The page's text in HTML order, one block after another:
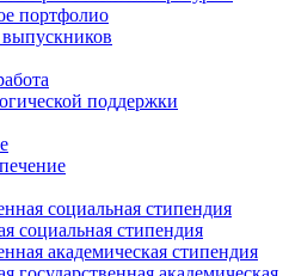
портфолио
выпускников
поддержки
социальная стипендия
социальная стипендия
академическая стипендия